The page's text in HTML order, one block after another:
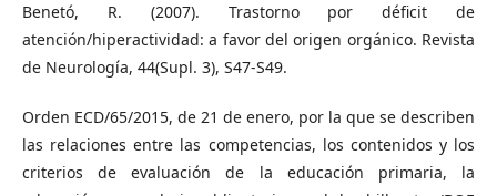
Benetó, R. (2007). Trastorno por déficit de
atención/hiperactividad: a favor del origen orgánico. Revista
de Neurología, 44(Supl. 3), S47-S49.
Orden ECD/65/2015, de 21 de enero, por la que se describen
las relaciones entre las competencias, los contenidos y los
criterios de evaluación de la educación primaria, la